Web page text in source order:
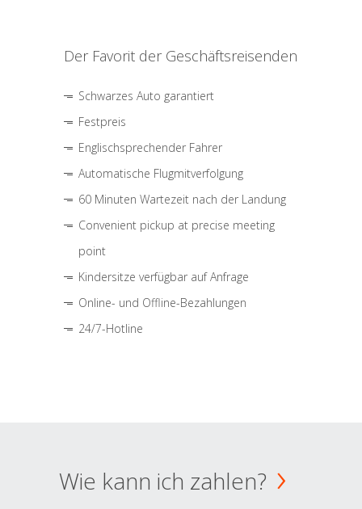
Der Favorit der Geschäftsreisenden
Schwarzes Auto garantiert
Festpreis
Englischsprechender Fahrer
Automatische Flugmitverfolgung
60 Minuten Wartezeit nach der Landung
Convenient pickup at precise meeting
point
Kindersitze verfügbar auf Anfrage
Online- und Offline-Bezahlungen
24/7-Hotline
Wie kann ich zahlen?